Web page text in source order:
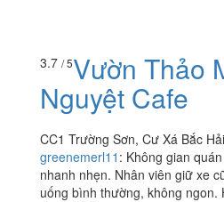
3.7 / 5Vườn Thảo
Nguyệt Cafe
CC1 Trường Sơn, Cư Xá Bắc
greenemerl11 : Không gian
nhanh nhẹn. Nhân viên giữ xe
uống bình thường, không ngon.